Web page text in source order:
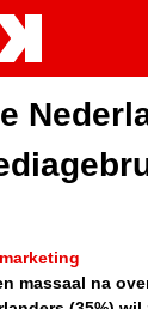
massaal na